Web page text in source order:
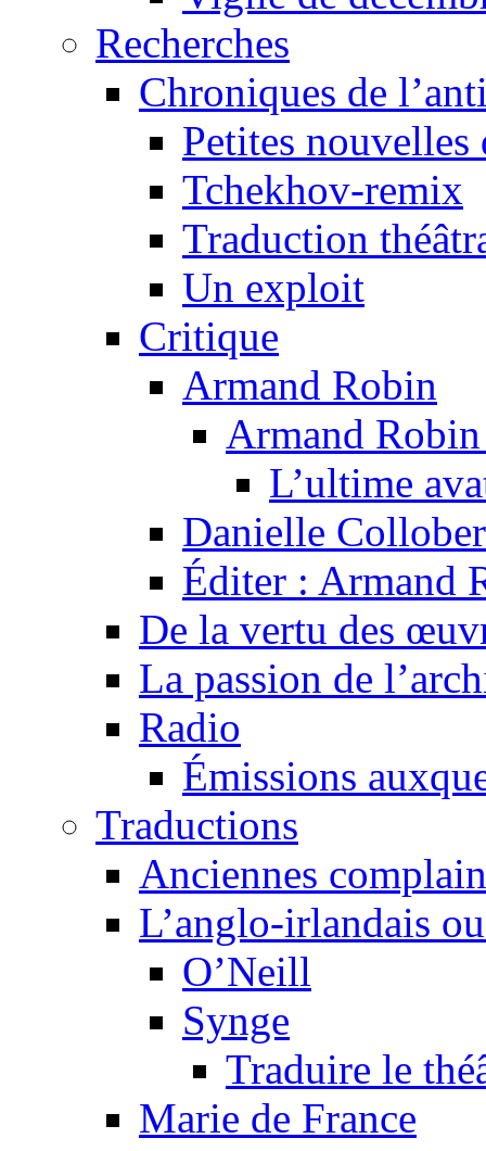
Recherches
Chroniques de
Petites
Tchekhov-remix
Traduction
Un exploit
Critique
Armand Robin
Armand
L’ultime
Danielle
Éditer : Armand
De la vertu des
La passion de
Radio
Émissions
Traductions
Anciennes
L’anglo-irlandais
O’Neill
Synge
Traduire le
Marie de France